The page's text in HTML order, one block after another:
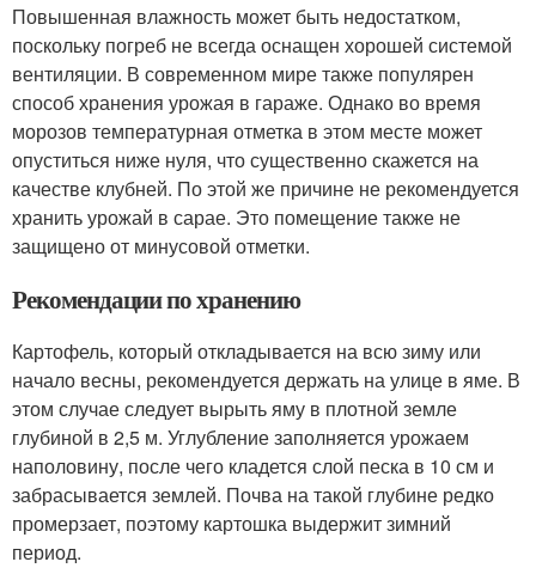
Повышенная влажность может быть недостатком,
поскольку погреб не всегда оснащен хорошей системой
вентиляции. В современном мире также популярен
способ хранения урожая в гараже. Однако во время
морозов температурная отметка в этом месте может
опуститься ниже нуля, что существенно скажется на
качестве клубней. По этой же причине не рекомендуется
хранить урожай в сарае. Это помещение также не
защищено от минусовой отметки.
Рекомендации по хранению
Картофель, который откладывается на всю зиму или
начало весны, рекомендуется держать на улице в яме. В
этом случае следует вырыть яму в плотной земле
глубиной в 2,5 м. Углубление заполняется урожаем
наполовину, после чего кладется слой песка в 10 см и
забрасывается землей. Почва на такой глубине редко
промерзает, поэтому картошка выдержит зимний
период.